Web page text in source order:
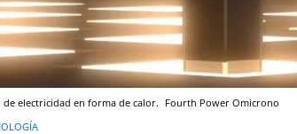
de electricidad en forma de calor. Fourth Power Omicrono